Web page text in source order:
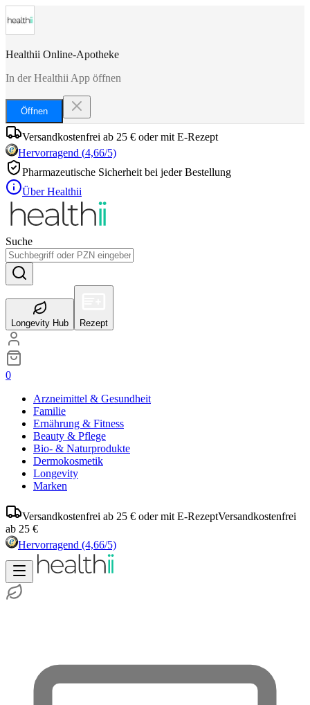
Healthii Online-Apotheke
In der Healthii App öffnen
Öffnen
Versandkostenfrei ab 25 € oder mit E-Rezept
Hervorragend (4,66/5)
Pharmazeutische Sicherheit bei jeder Bestellung
Über Healthii
Suche
Longevity Hub Rezept
0
Arzneimittel & Gesundheit
Familie
Ernährung & Fitness
Beauty & Pflege
Bio- & Naturprodukte
Dermokosmetik
Longevity
Marken
Versandkostenfrei ab 25 € oder mit E-RezeptVersandkostenfrei
ab 25 €
Hervorragend (4,66/5)